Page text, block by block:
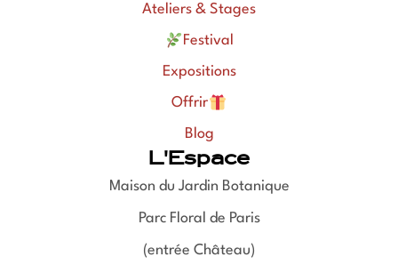
Ateliers & Stages
Festival
Expositions
Offrir
Blog
L'Espace
Maison du Jardin Botanique
Parc Floral de Paris
(entrée Château)